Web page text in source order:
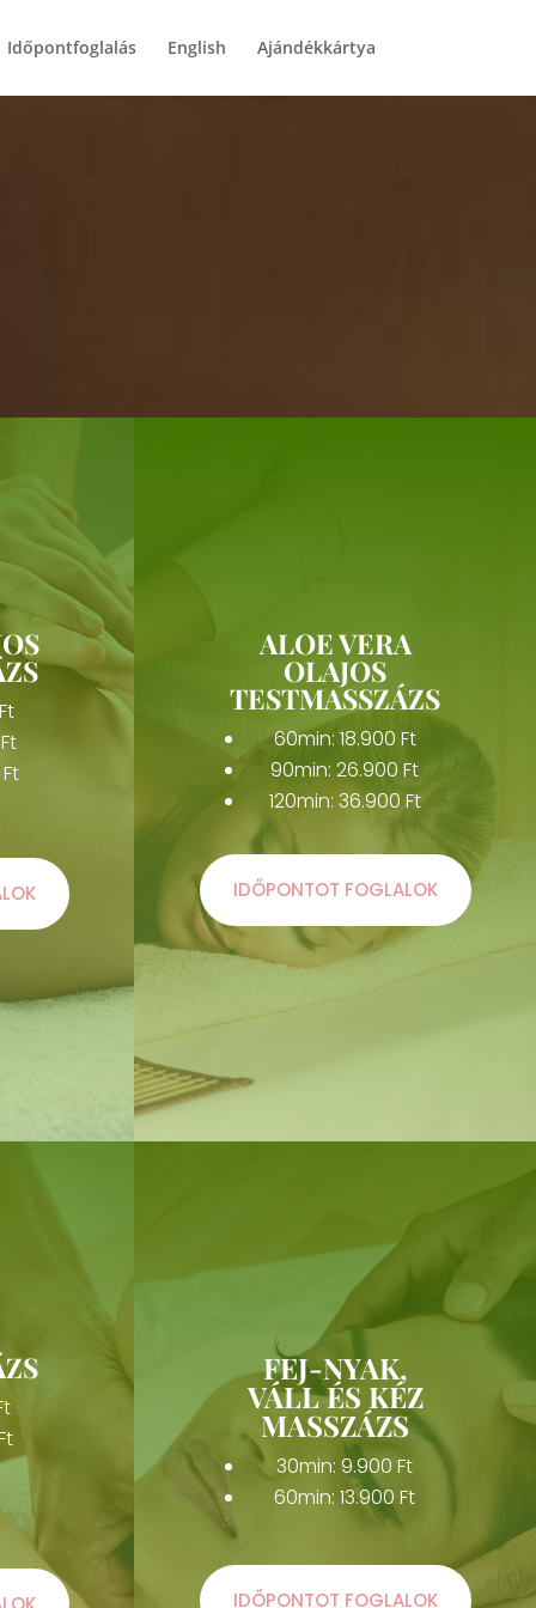
Időpontfoglalás English Ajándékkártya
ALOE VERA
OLAJOS
TESTMASSZÁZS
60min: 18.900 Ft
90min: 26.900 Ft
120min: 36.900 Ft
IDŐPONTOT FOGLALOK
FEJ-NYAK,
VÁLL ÉS KÉZ
MASSZÁZS
30min: 9.900 Ft
60min: 13.900 Ft
IDŐPONTOT FOGLALOK